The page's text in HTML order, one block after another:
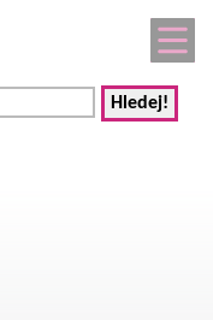
Hledej!